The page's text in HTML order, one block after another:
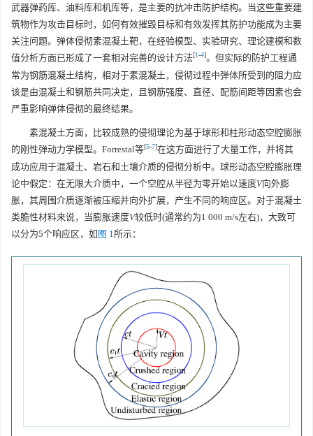
武器弹药库、油料库和机库等，是主要的抗冲击防护结构。当这些重要建
筑物作为攻击目标时，如何有效摧毁目标和有效发挥其防护功能成为主要
关注问题。弹体侵彻素混凝土靶，在经验模型、实验研究、理论建模和数
值分析方面已形成了一套相对完善的设计方法[1-4]。但实际的防护工程通
常为钢筋混凝土结构，相对于素混凝土，侵彻过程中弹体所受到的阻力应
该是由混凝土和钢筋共同决定，且钢筋强度、直径、配筋间距等因素也会
严重影响弹体侵彻的最终结果。
素混凝土方面，比较成熟的侵彻理论为基于球形和柱形动态空腔膨胀
的刚性弹动力学模型。Forrestal等[5-7]在这方面进行了大量工作，并将其
成功应用于混凝土、岩石和土壤介质的侵彻分析中。球形动态空腔膨胀理
论中假定：在无限大介质中，一个空腔从半径为零开始以速度V向外膨
胀，其周围介质逐渐被压缩并向外扩展，产生不同的响应区。对于混凝土
类脆性材料来说，当膨胀速度V较低时(通常约为1 000 m/s左右)，大致可
以分为5个响应区，如 图 1所示：